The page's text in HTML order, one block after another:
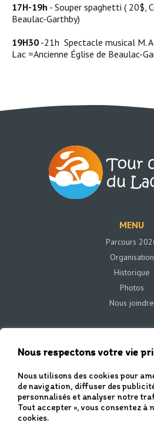
17H-19h - Souper spaghetti ( 20$,
Beaulac-Garthby)
19H30 -21h Spectacle musical M.
Lac =Ancienne Église de Beaulac-
MENU
Parcours
Organisation
Historique
Photos
Nous joindre
43 rue Saint-
Nous respectons votre vie
Nous utilisons des cookies pour
de navigation, diffuser des
personnalisés et analyser notre
Tout accepter », vous consentez à
cookies.